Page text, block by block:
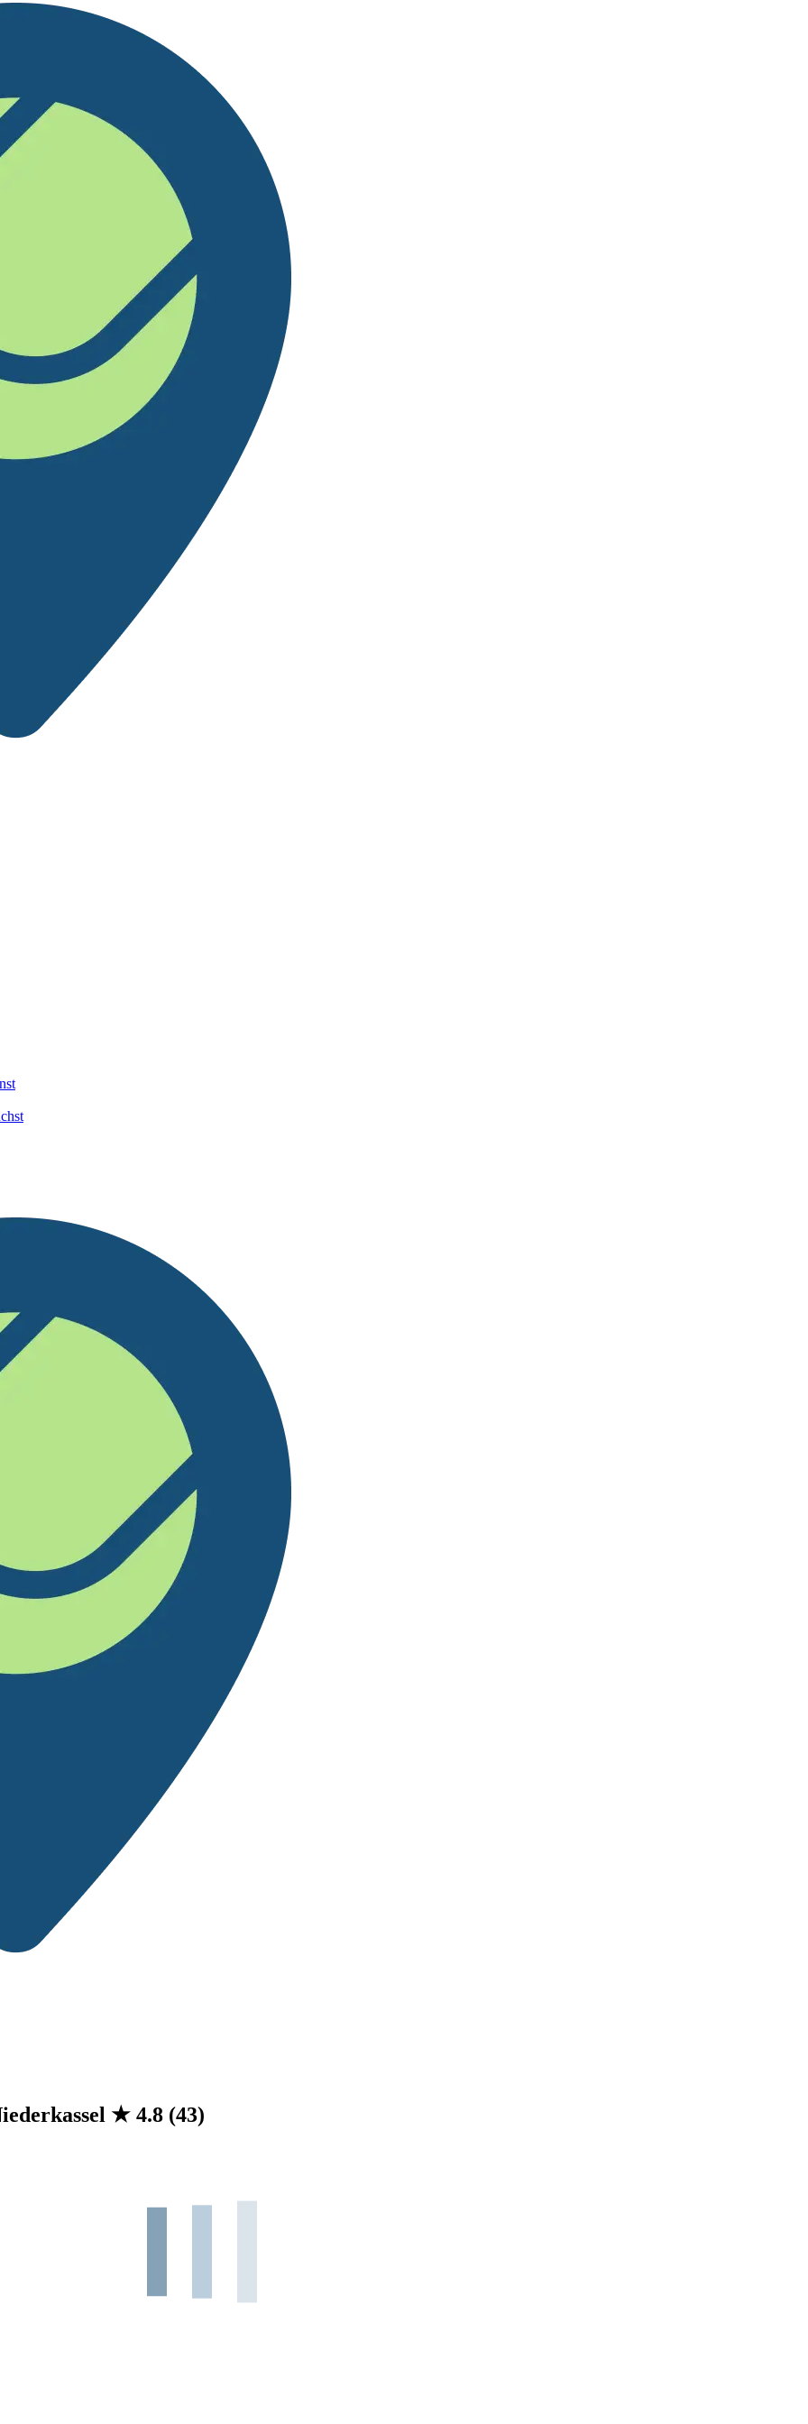
★ 4.8 (43)